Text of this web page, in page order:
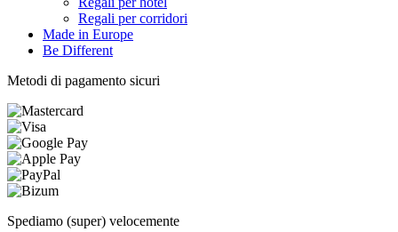
Regali per corridori
Made in Europe
Be Different
Metodi di pagamento sicuri
Spediamo (super) velocemente